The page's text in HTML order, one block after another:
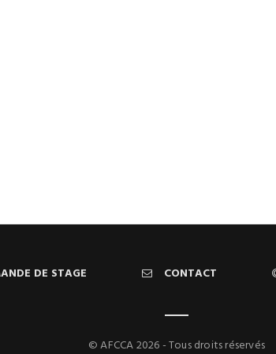
DE STAGE CONTACT
© AFCCA 2026 - Tous droits réservés